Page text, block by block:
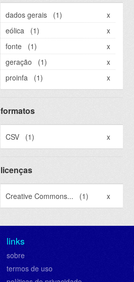
dados gerais (1)
x
eólica
(1)
x
fonte
(1)
x
geração
(1)
x
proinfa
(1) x
formatos
CSV (1) x
licenças
Creative Commons... (1) x
links
sobre
termos de uso